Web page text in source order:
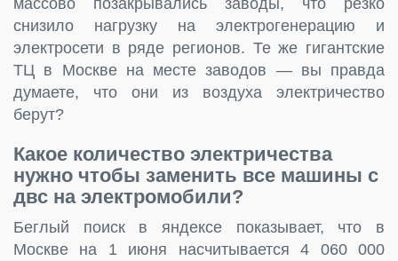
снизило нагрузку на электрогенерацию и
электросети в ряде регионов. Те же гигантские
ТЦ в Москве на месте заводов — вы правда
думаете, что они из воздуха электричество
берут?
Какое количество электричества
нужно чтобы заменить все машины с
двс на электромобили?
Беглый поиск в яндексе показывает, что в
Москве на 1 июня насчитывается 4 060 000